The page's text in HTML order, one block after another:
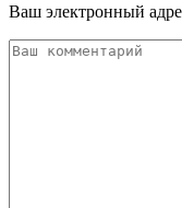
Ваш электронный